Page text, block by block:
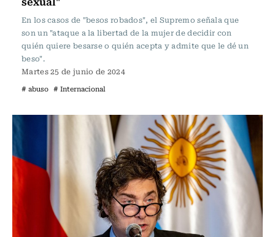
En los casos de "besos robados", el Supremo señala que
son un "ataque a la libertad de la mujer de decidir con
quién quiere besarse o quién acepta y admite que le dé un
beso".
Martes 25 de junio de 2024
# abuso # Internacional